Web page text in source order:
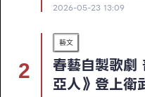
2026-05-23 13:09
藝文
春藝自製歌劇
亞人》登上衛